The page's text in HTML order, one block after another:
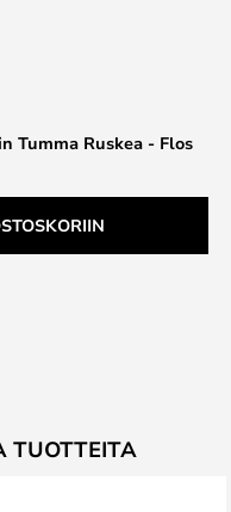
Tumma Ruskea - Flos
TUOTTEITA